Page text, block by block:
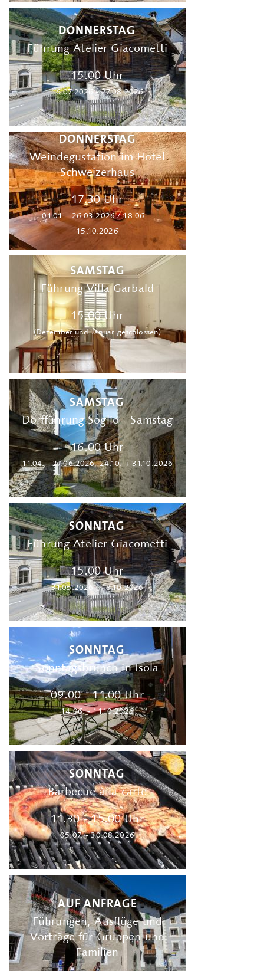
DONNERSTAG
Führung Atelier Giacometti
15.00 Uhr
16.07.2026 - 27.08.2026
DONNERSTAG
Weindegustation im Hotel
Schweizerhaus
17.30 Uhr
01.01. - 26.03.2026 / 18.06. -
15.10.2026
SAMSTAG
Führung Villa Garbald
15.00 Uhr
(Dezember und Januar geschlossen)
SAMSTAG
Dorfführung Soglio - Samstag
16.00 Uhr
11.04. - 27.06.2026, 24.10. + 31.10.2026
SONNTAG
Führung Atelier Giacometti
15.00 Uhr
31.05.2026 - 18.10.2026
SONNTAG
Sonntagsbrunch in Isola
09.00 - 11.00 Uhr
14.06. - 11.10.2026
SONNTAG
Barbecue à la carte
11.30 - 15.00 Uhr
05.07. - 30.08.2026
AUF ANFRAGE
Führungen, Ausflüge und
Vorträge für Gruppen und
Familien